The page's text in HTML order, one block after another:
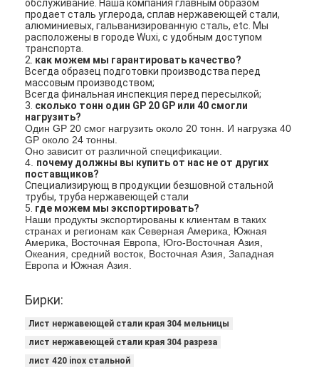
Алюминиевый материал
Медный материал
PPGI гальванизировало стальную катушку
обслуживание. Наша компания главным образом
продает сталь углерода, сплав нержавеющей стали,
алюминиевых, гальванизированную сталь, etc. Мы
расположены в городе Wuxi, с удобным доступом
транспорта.
2. как можем мы гарантировать качество?
Всегда образец подготовки производства перед
массовым производством;
Всегда финальная инспекция перед пересылкой;
3. сколько тонн один GP 20 GP или 40 смогли
нагрузить?
Один GP 20 смог нагрузить около 20 тонн. И нагрузка 40
GP около 24 тонны.
Оно зависит от различной спецификации.
4. почему должны вы купить от нас не от других
поставщиков?
Специализирующ в продукции безшовной стальной
трубы, труба нержавеющей стали
5. где можем мы экспортировать?
Наши продукты экспортированы к клиентам в таких
странах и регионам как Северная Америка, Южная
Америка, Восточная Европа, Юго-Восточная Азия,
Океания, средний восток, Восточная Азия, Западная
Европа и Южная Азия.
Бирки:
Лист нержавеющей стали края 304 мельницы
лист нержавеющей стали края 304 разреза
лист 420 inox стальной